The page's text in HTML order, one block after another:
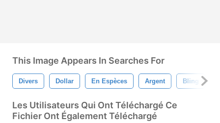
This Image Appears In Searches For
Divers Dollar En Espèces Argent Bling
Les Utilisateurs Qui Ont Téléchargé Ce
Fichier Ont Également Téléchargé